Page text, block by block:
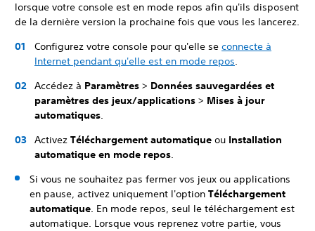
lorsque votre console est en mode repos afin qu'ils disposent
de la dernière version la prochaine fois que vous les lancerez.
Configurez votre console pour qu'elle se connecte à
Internet pendant qu'elle est en mode repos.
Accédez à Paramètres > Données sauvegardées et
paramètres des jeux/applications > Mises à jour
automatiques.
Activez Téléchargement automatique ou Installation
automatique en mode repos.
Si vous ne souhaitez pas fermer vos jeux ou applications
en pause, activez uniquement l'option Téléchargement
automatique. En mode repos, seul le téléchargement est
automatique. Lorsque vous reprenez votre partie, vous